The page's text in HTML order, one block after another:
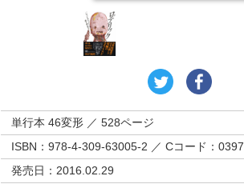
単行本 46変形 ／ 528ページ
ISBN：978-4-309-63005-2 ／ Cコード：0397
発売日：2016.02.29